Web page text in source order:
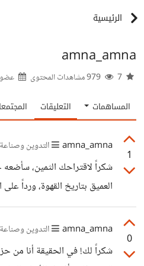
الرئيسية
amna_amna
المساهمات التعليقات
1
amna_amna التدوين
شكراً لاقتراحك الثمين،
العميق بتاريخ القهوة، ورداً
كذلك من حزب الشاي لكن لي
:)
0
amna_amna التدوين
شكراً لك! في الحقيقة أنا